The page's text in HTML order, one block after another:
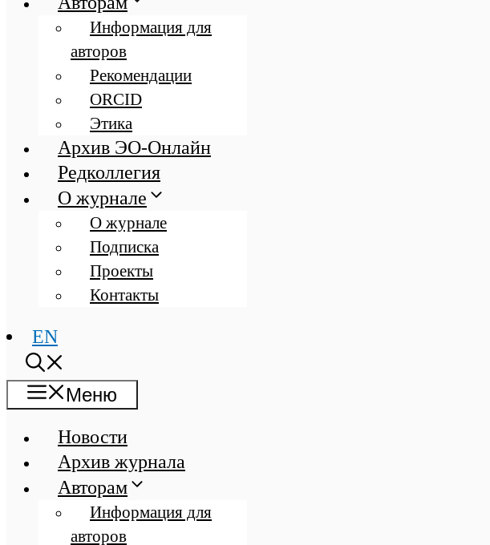
Информация для
авторов
Рекомендации
ORCID
Этика
Архив ЭО-Онлайн
Редколлегия
О журнале
О журнале
Подписка
Проекты
Контакты
EN
Меню
Новости
Архив журнала
Авторам
Информация для
авторов